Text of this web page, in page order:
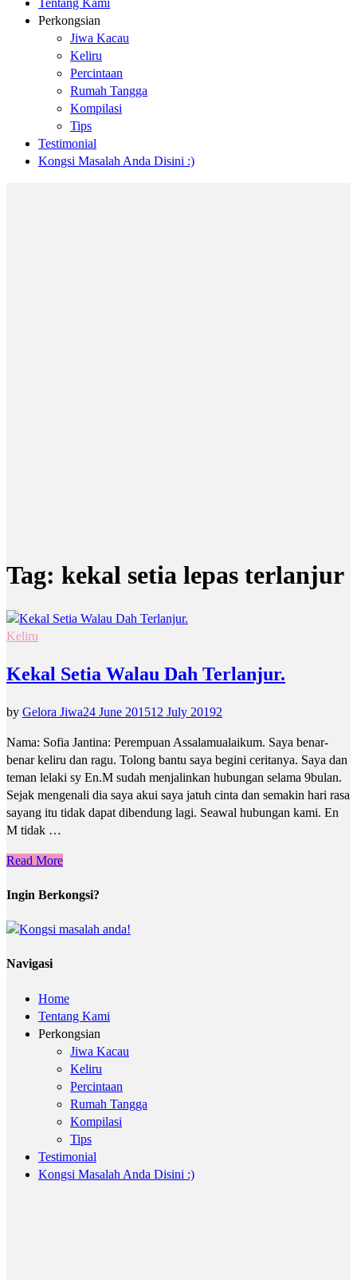
Tentang Kami
Perkongsian
Jiwa Kacau
Keliru
Percintaan
Rumah Tangga
Kompilasi
Tips
Testimonial
Kongsi Masalah Anda Disini :)
Tag: kekal setia lepas terlanjur
Keliru
Kekal Setia Walau Dah Terlanjur.
by Gelora Jiwa24 June 201512 July 20192
Nama: Sofia Jantina: Perempuan Assalamualaikum. Saya benar-
benar keliru dan ragu. Tolong bantu saya begini ceritanya. Saya dan
teman lelaki sy En.M sudah menjalinkan hubungan selama 9bulan.
Sejak mengenali dia saya akui saya jatuh cinta dan semakin hari rasa
sayang itu tidak dapat dibendung lagi. Seawal hubungan kami. En
M tidak …
Read More
Ingin Berkongsi?
Navigasi
Home
Tentang Kami
Perkongsian
Jiwa Kacau
Keliru
Percintaan
Rumah Tangga
Kompilasi
Tips
Testimonial
Kongsi Masalah Anda Disini :)